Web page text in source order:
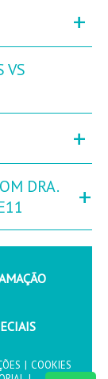
+
VS
+
DRA.
+
| COOKIES